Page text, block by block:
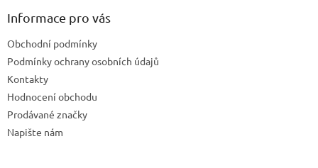
Informace pro vás
Obchodní podmínky
Podmínky ochrany osobních údajů
Kontakty
Hodnocení obchodu
Prodávané značky
Napište nám